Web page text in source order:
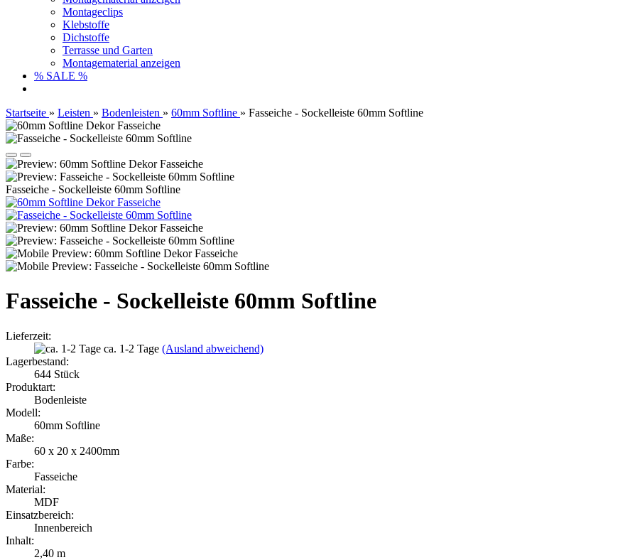
Montageclips
Klebstoffe
Dichstoffe
Terrasse und Garten
Montagematerial anzeigen
% SALE %
Startseite » Leisten » Bodenleisten » 60mm Softline » Fasseiche - Sockelleiste 60mm Softline
Fasseiche - Sockelleiste 60mm Softline
Fasseiche - Sockelleiste 60mm Softline
Lieferzeit:
ca. 1-2 Tage (Ausland abweichend)
Lagerbestand:
644 Stück
Produktart:
Bodenleiste
Modell:
60mm Softline
Maße:
60 x 20 x 2400mm
Farbe:
Fasseiche
Material:
MDF
Einsatzbereich:
Innenbereich
Inhalt:
2,40 m